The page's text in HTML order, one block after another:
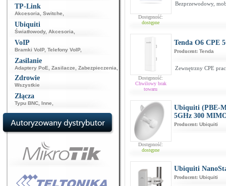
TP-Link
Akcesoria Switche
Ubiquiti
Światłowody, Akcesoria
VoIP
Bramki VoIP, Telefony VoIP,
Zasilanie
Adaptery PoE Zasilacze Zabezpieczenia
Zdrowie
Wszystkie
Złącza
Typu BNC Inne
Dostępność:
dostępne
Bezprzewodowy,
Dostępność:
Chwilowy brak
towaru
Tenda O6 CPE
Producent: Tenda
Zewnętrzny CPE
Dostępność:
dostępne
Ubiquiti (PBE-
5GHz 300
Producent: Ubiquiti
Ubiquiti
Producent: Ubiquiti